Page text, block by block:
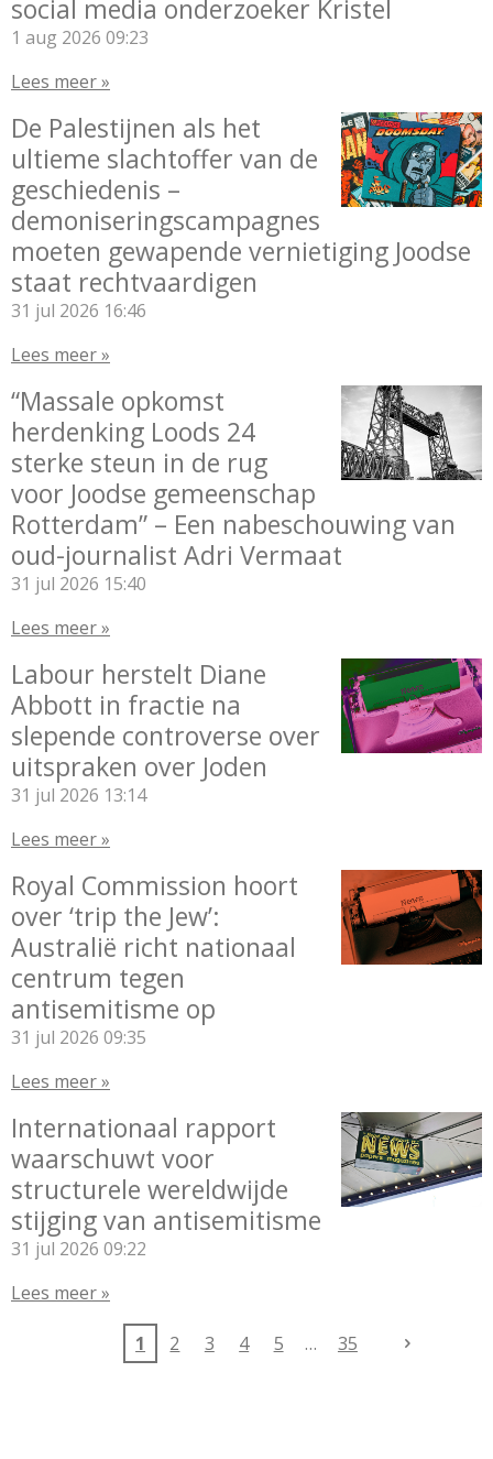
social media onderzoeker Kristel
1 aug 2026 09:23
Lees meer »
De Palestijnen als het
ultieme slachtoffer van de
geschiedenis –
demoniseringscampagnes
moeten gewapende vernietiging Joodse
staat rechtvaardigen
31 jul 2026 16:46
Lees meer »
“Massale opkomst
herdenking Loods 24
sterke steun in de rug
voor Joodse gemeenschap
Rotterdam” – Een nabeschouwing van
oud-journalist Adri Vermaat
31 jul 2026 15:40
Lees meer »
Labour herstelt Diane
Abbott in fractie na
slepende controverse over
uitspraken over Joden
31 jul 2026 13:14
Lees meer »
Royal Commission hoort
over ‘trip the Jew’:
Australië richt nationaal
centrum tegen
antisemitisme op
31 jul 2026 09:35
Lees meer »
Internationaal rapport
waarschuwt voor
structurele wereldwijde
stijging van antisemitisme
31 jul 2026 09:22
Lees meer »
1 2 3 4 5 35